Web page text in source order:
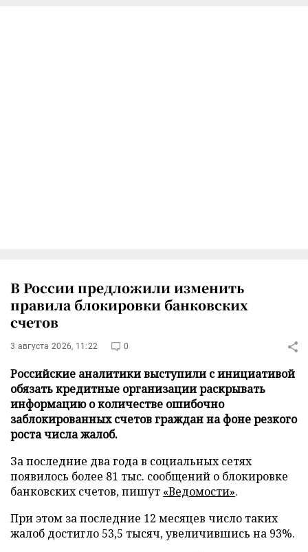
В России предложили изменить
правила блокировки банковских
счетов
3 августа 2026, 11:22 0
Российские аналитики выступили с инициативой
обязать кредитные организации раскрывать
информацию о количестве ошибочно
заблокированных счетов граждан на фоне резкого
роста числа жалоб.
За последние два года в социальных сетях
появилось более 81 тыс. сообщений о блокировке
банковских счетов, пишут «Ведомости».
При этом за последние 12 месяцев число таких
жалоб достигло 53,5 тысяч, увеличившись на 93%.